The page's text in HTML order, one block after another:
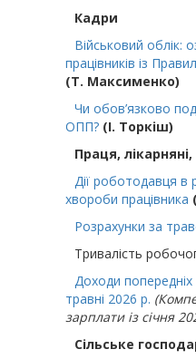
Кадри
Військовий облік:
працівників із
(Т. Максименко)
Чи обов’язково
ОПП? (І. Торкіш)
Праця, лікарняні,
Дії роботодавця в
хвороби працівника
Розрахунки за
Тривалість
Доходи попередніх
травні 2026 р.
зарплати із січня
Сільське